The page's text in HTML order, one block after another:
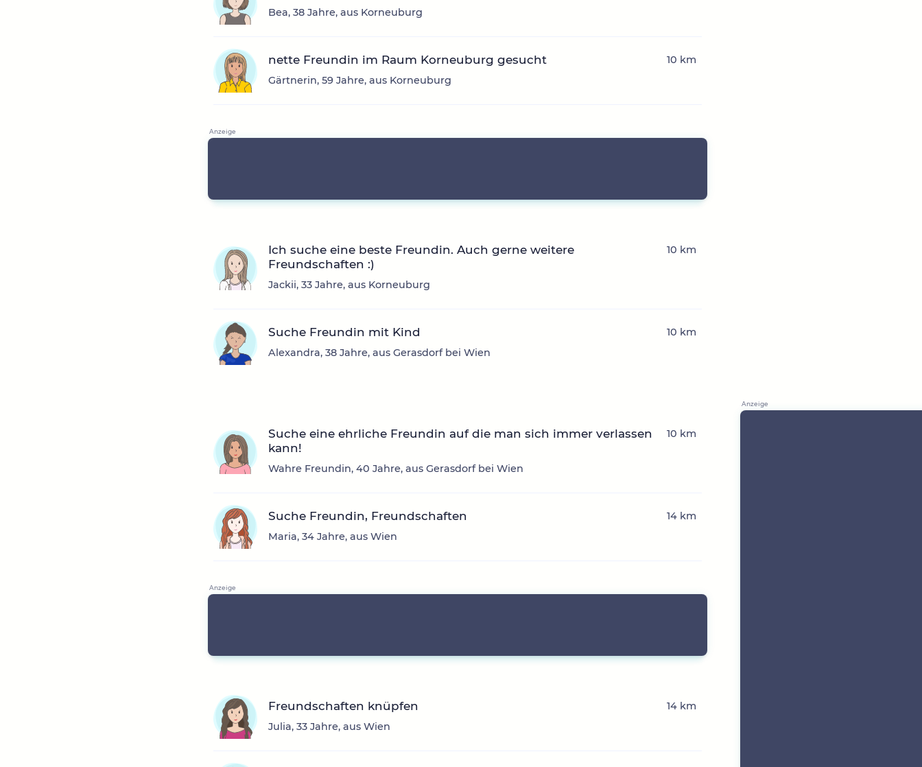
Bea, 38 Jahre, aus Korneuburg
nette Freundin im Raum Korneuburg gesucht
Gärtnerin, 59 Jahre, aus Korneuburg
10 km
Ich suche eine beste Freundin. Auch gerne weitere
Freundschaften :)
Jackii, 33 Jahre, aus Korneuburg
10 km
Suche Freundin mit Kind
Alexandra, 38 Jahre, aus Gerasdorf bei Wien
10 km
Suche eine ehrliche Freundin auf die man sich immer verlassen
kann!
Wahre Freundin, 40 Jahre, aus Gerasdorf bei Wien
10 km
Suche Freundin, Freundschaften
Maria, 34 Jahre, aus Wien
14 km
Freundschaften knüpfen
Julia, 33 Jahre, aus Wien
14 km